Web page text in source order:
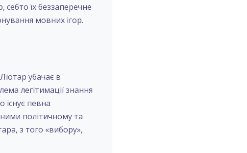
їх беззаперечне
мовних ігор.
убачає в
легітимації знання
існує певна
політичному та
з того «вибору»,